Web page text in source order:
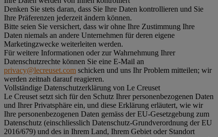
Denken Sie stets daran, dass Sie Ihre Daten kontrollieren und Sie
Ihre Präferenzen jederzeit ändern können.
Bitte seien Sie versichert, dass wir ohne Ihre Zustimmung Ihre
Daten niemals an andere Unternehmen für deren eigene
Marketingzwecke weiterleiten werden.
Für weitere Informationen oder zur Wahrnehmung Ihrer
Datenschutzrechte können Sie eine E-Mail an
privacy@lecreuset.com schicken und uns Ihr Problem mitteilen; wir
werden zeitnah darauf reagieren.
Vollständige Datenschutzerklärung von Le Creuset
Le Creuset setzt sich für den Schutz Ihrer personenbezogenen Daten
und Ihrer Privatsphäre ein, und diese Erklärung erläutert, wie wir
Ihre personenbezogenen Daten gemäss der EU-Gesetzgebung zum
Datenschutz (einschliesslich Datenschutz-Grundverordnung der EU
2016/679) und des in Ihrem Land, Ihrem Gebiet oder Standort